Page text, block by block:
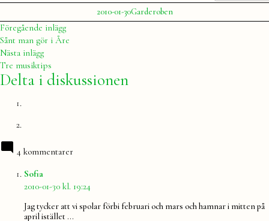
Publicerat
av
Julia
2010-01-30Publicerat
i
Garderoben
Inläggsnavigering
Föregående inläggFöregående
inlägg:
Sånt man gör i Åre
Nästa inläggNästa
inlägg:
Tre musiktips
Delta i diskussionen
4 kommentarer
Sofia
2010-01-30 kl. 19:24
Jag tycker att vi spolar förbi februari och mars och hamnar i mitten på
april istället …